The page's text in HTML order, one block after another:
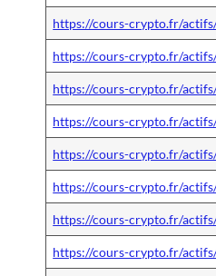
https://cours-crypto.fr/
https://cours-crypto.fr/
https://cours-crypto.fr/
https://cours-crypto.fr/
https://cours-crypto.fr/
https://cours-crypto.fr/
https://cours-crypto.fr/
https://cours-crypto.fr/